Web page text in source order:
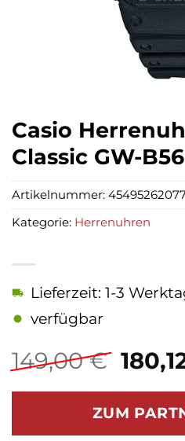
Casio
Classic GW-
149,00€
Preis
war:
Lieferzeit: 1-3
verfügbar
ZUM
Artikelnummer:
Kategorie: Herrenuhren